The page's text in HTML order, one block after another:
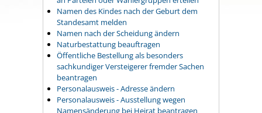
Namen des Kindes nach der Geburt dem
Standesamt melden
Namen nach der Scheidung ändern
Naturbestattung beauftragen
Öffentliche Bestellung als besonders
sachkundiger Versteigerer fremder Sachen
beantragen
Personalausweis - Adresse ändern
Personalausweis - Ausstellung wegen
Namensänderung bei Heirat beantragen